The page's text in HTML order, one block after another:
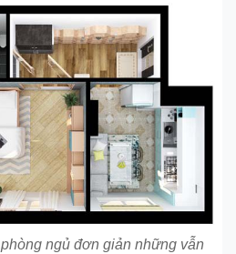
ngủ đơn giản những vẫn